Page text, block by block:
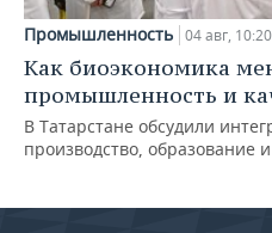
Промышленность 04 авг, 10:20
Как биоэкономика
промышленность и
В Татарстане обсудили
производство, образование